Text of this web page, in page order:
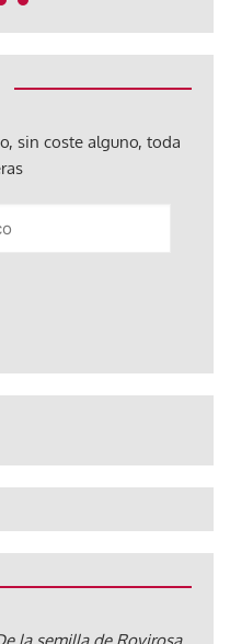
sin coste alguno, toda
la semilla de Rovirosa